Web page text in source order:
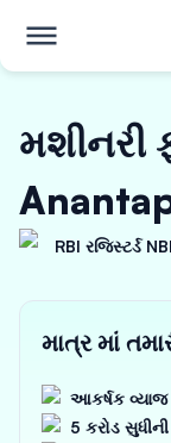
મશીનરી
RBI રજિસ્ટર્ડ
માત્ર માં
આકર્ષક વ્યાજ
5 કરોડ